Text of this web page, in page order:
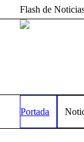
Flash de
Portada